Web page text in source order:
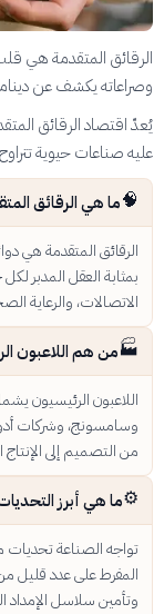
الرقائق المتقدمة هي
وصراعاته يكشف عن
يُعدّ اقتصاد الرقائق
عليه صناعات حيوية
🧠ما هي الرقائق
الرقائق المتقدمة هي
بمثابة العقل المدبر
الاتصالات، والرعاية
🏭من هم اللاعبون
من التصميم إلى
⚙️ما هي أبرز
تواجه الصناعة تحديات
المفرط على عدد قليل
وتأمين سلاسل الإمداد